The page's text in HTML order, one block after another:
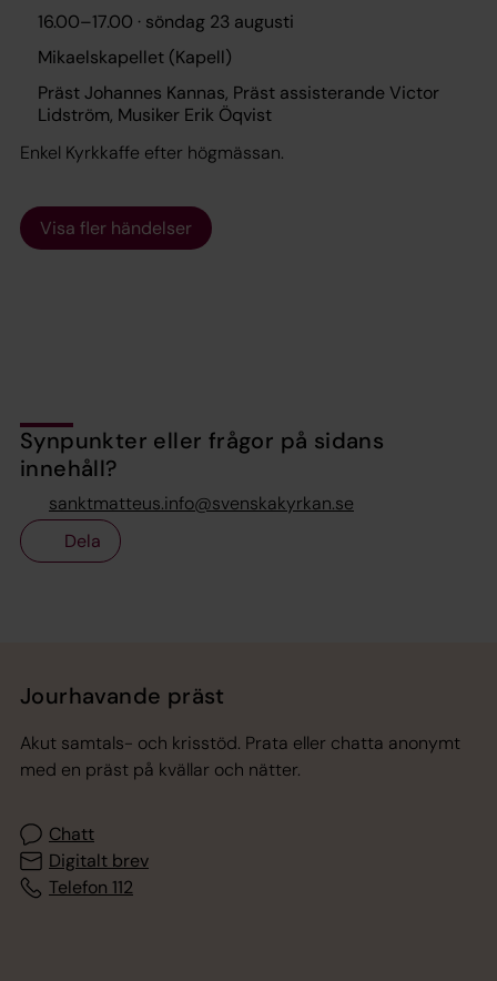
16.00–17.00 · söndag 23 augusti
Mikaelskapellet (Kapell)
Präst Johannes Kannas, Präst assisterande Victor
Lidström, Musiker Erik Öqvist
Enkel Kyrkkaffe efter högmässan.
Visa fler händelser
Synpunkter eller frågor på sidans
innehåll?
sanktmatteus.info@svenskakyrkan.se
Dela
Jourhavande präst
Akut samtals- och krisstöd. Prata eller chatta anonymt
med en präst på kvällar och nätter.
Chatt
Digitalt brev
Telefon 112